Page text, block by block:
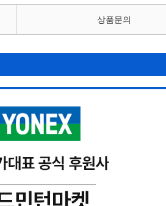
상품문의